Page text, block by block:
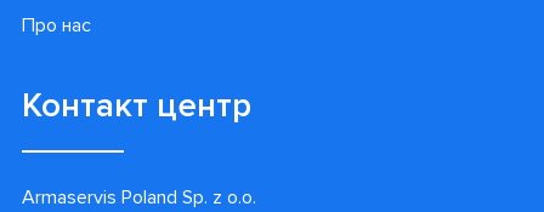
Про нас
Контакт центр
Armaservis Poland Sp. z o.o.